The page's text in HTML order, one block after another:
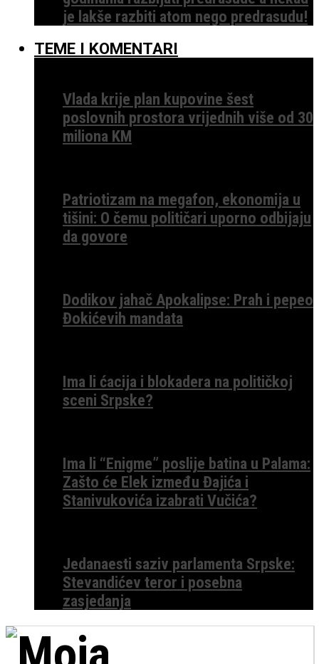
je lakše razbiti atom nego predrasudu!
TEME I KOMENTARI
Vlada krije plan kupovine šest
poslovnih prostora vrijednih više od 30
miliona KM
Patriotizam na megafon, ekonomija u
tišini: O čemu političari uporno odbijaju
da govore
Dodikov jahač Apokalipse: Prah i pepeo
Đokićevih mandata
Ima li ćacija i blokadera na političkoj
sceni Srpske?
Ima li “Enigme” poslije batina u Palama:
Zašto će Elek između Đajića i
Stanivukovića izabrati Vučića?
Jedanaesti saziv parlamenta Srpske:
Stevandićev teror i posebna
zasjedanja